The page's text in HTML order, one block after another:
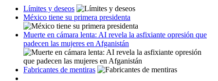
Límites y deseos
México tiene su primera presidenta
Muerte en cámara lenta: AI revela la asfixiante opresión que
padecen las mujeres en Afganistán
Fabricantes de mentiras